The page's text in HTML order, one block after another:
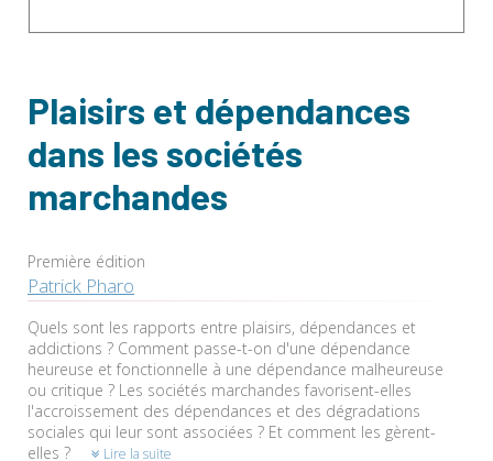
Plaisirs et dépendances
dans les sociétés
marchandes
Première édition
Patrick Pharo
Quels sont les rapports entre plaisirs, dépendances et
addictions ? Comment passe-t-on d'une dépendance
heureuse et fonctionnelle à une dépendance malheureuse
ou critique ? Les sociétés marchandes favorisent-elles
l'accroissement des dépendances et des dégradations
sociales qui leur sont associées ? Et comment les gèrent-
elles ?
Lire la suite